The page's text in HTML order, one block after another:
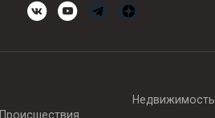
Происшествия
Недвижимость